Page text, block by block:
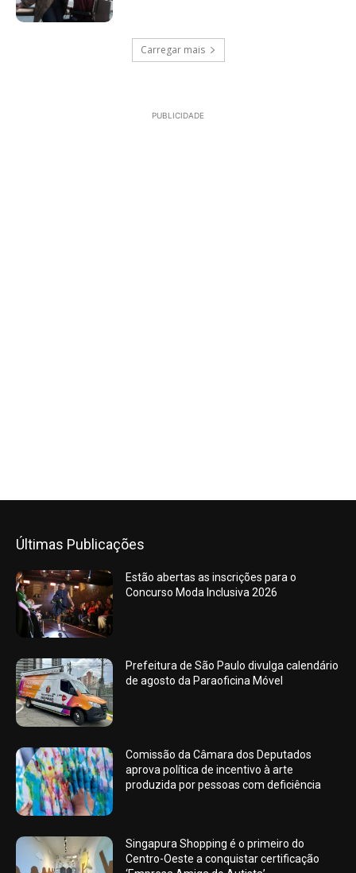
Carregar mais
PUBLICIDADE
Últimas Publicações
Estão abertas as inscrições para o
Concurso Moda Inclusiva 2026
Prefeitura de São Paulo divulga calendário
de agosto da Paraoficina Móvel
Comissão da Câmara dos Deputados
aprova política de incentivo à arte
produzida por pessoas com deficiência
Singapura Shopping é o primeiro do
Centro-Oeste a conquistar certificação